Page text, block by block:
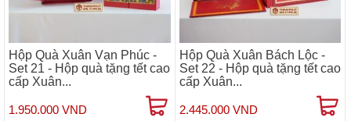
Hộp Quà Xuân Vạn Phúc -
Set 21 - Hộp quà tặng tết cao
cấp Xuân...
1.950.000 VND
Hộp Quà Xuân Bách Lộc -
Set 22 - Hộp quà tặng tết cao
cấp Xuân...
2.445.000 VND